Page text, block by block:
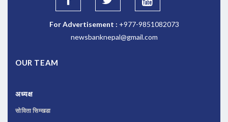
For Advertisement : +977-9851082073
newsbanknepal@gmail.com
OUR TEAM
अध्यक्ष
सोविता सिम्खडा